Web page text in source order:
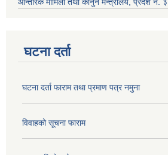
आन्तरिक मामिला तथा कानुन मन्त्रालय, प्रदेश नं. ३
घटना दर्ता
घटना दर्ता फाराम तथा प्रमाण पत्र नमुना
विवाहको सूचना फाराम